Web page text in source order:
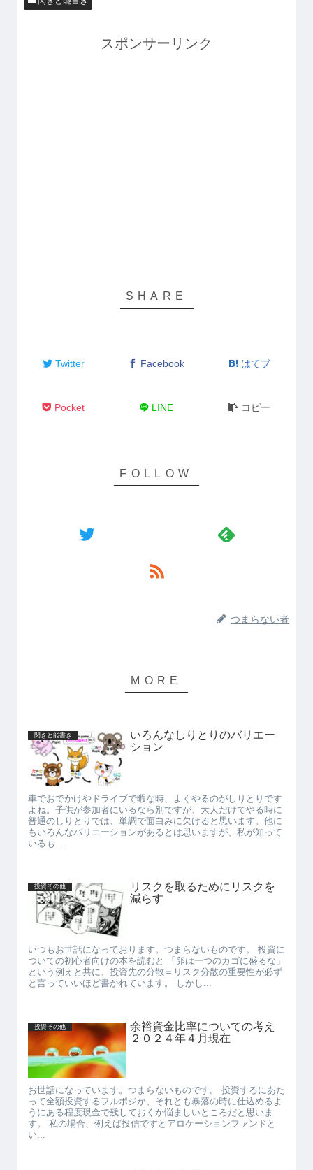
スポンサーリンク
Twitter Facebook はてブ
Pocket LINE コピー
つまらない者
閃きと能書き
いろんなしりとりのバリエー
ション
車でおでかけやドライブで暇な時、よくやるのがしりとりです
よね。子供が参加者にいるなら別ですが、大人だけでやる時に
普通のしりとりでは、単調で面白みに欠けると思います。他に
もいろんなバリエーションがあるとは思いますが、私が知って
いるも...
投資その他
リスクを取るためにリスクを
減らす
いつもお世話になっております。つまらないものです。 投資に
ついての初心者向けの本を読むと 「卵は一つのカゴに盛るな」
という例えと共に、投資先の分散＝リスク分散の重要性が必ず
と言っていいほど書かれています。 しかし...
投資その他
余裕資金比率についての考え
２０２４年４月現在
お世話になっています。つまらないものです。 投資するにあた
って全額投資するフルポジか、それとも暴落の時に仕込めるよ
うにある程度現金で残しておくか悩ましいところだと思いま
す。 私の場合、例えば投信ですとアロケーションファンドと
い...